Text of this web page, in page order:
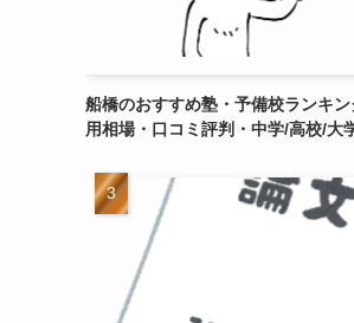
船橋のおすすめ塾・予備校ランキ
用相場・口コミ評判・中学/高校/大